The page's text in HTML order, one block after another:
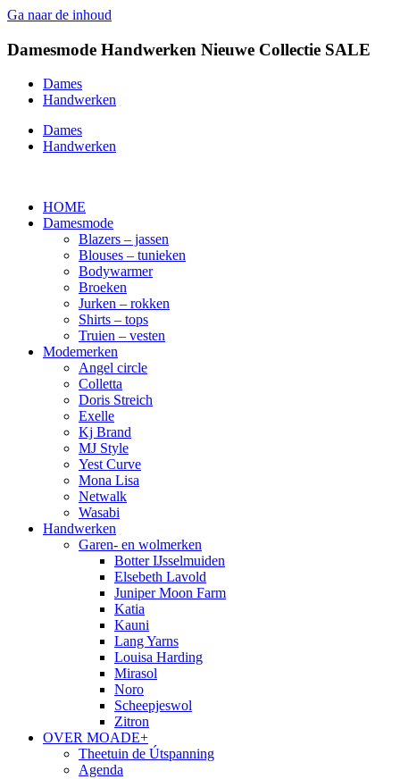
Ga naar de inhoud
Damesmode Handwerken Nieuwe Collectie SALE
Dames
Handwerken
Dames
Handwerken
HOME
Damesmode
Blazers – jassen
Blouses – tunieken
Bodywarmer
Broeken
Jurken – rokken
Shirts – tops
Truien – vesten
Modemerken
Angel circle
Colletta
Doris Streich
Exelle
Kj Brand
MJ Style
Yest Curve
Mona Lisa
Netwalk
Wasabi
Handwerken
Garen- en wolmerken
Botter IJsselmuiden
Elsebeth Lavold
Juniper Moon Farm
Katia
Kauni
Lang Yarns
Louisa Harding
Mirasol
Noro
Scheepjeswol
Zitron
OVER MOADE+
Theetuin de Útspanning
Agenda